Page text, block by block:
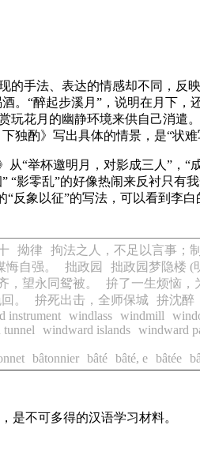
手法、表达的情感却不同，反
。“醉起步溪月”，说明在月下
花月的幽静环境来供自己消遣
酌》写出具体的情景，是“状
“举杯邀明月，对影成三人”，
“影零乱”的好像热闹来反衬只
反象以征”的写法，可以看到李白
拗律 拘法之人，不足以言事；
自强。 拙政园 拙政园梦隐楼 (
，望永同鸳被。 拚了一生烦恼，
。 拚死出击，全师保城 拚沈醉
instrument windlass windmill
windward islands windward
bâtonnier bâté bâté, e bâtée
是不可多得的汉语学习材料。